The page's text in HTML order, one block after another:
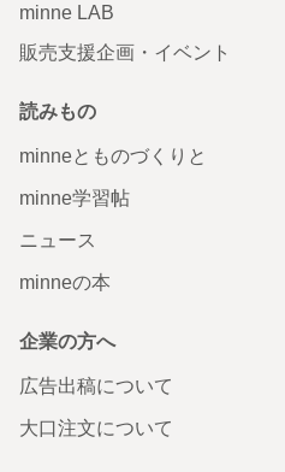
minne LAB
販売支援企画・イベント
読みもの
minneとものづくりと
minne学習帖
ニュース
minneの本
企業の方へ
広告出稿について
大口注文について